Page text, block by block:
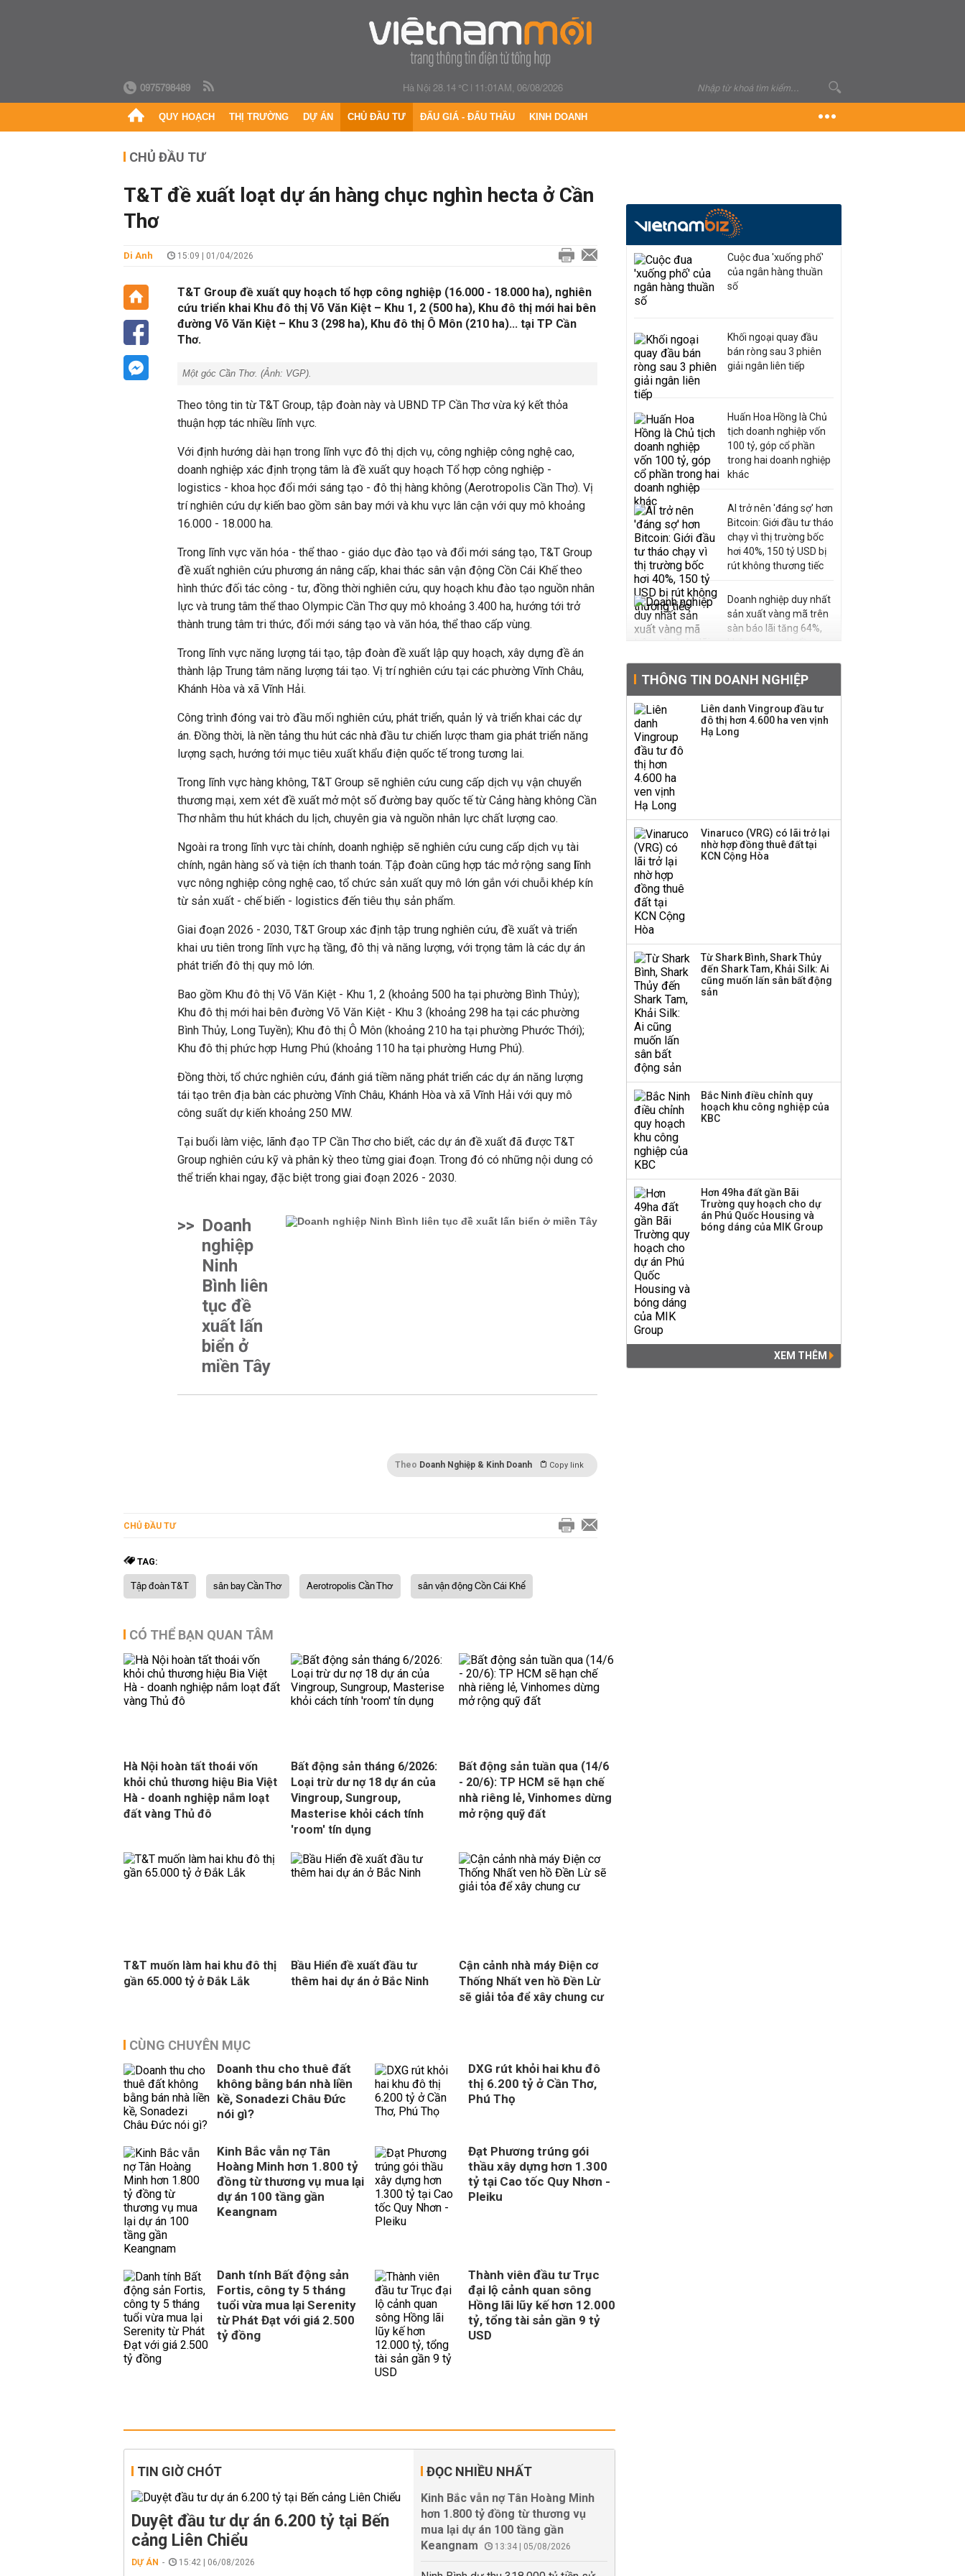
0975798489 Hà Nội 28.14 °C| 11:01AM, 06/08/2026
QUY HOẠCH THỊ TRƯỜNG DỰ ÁN CHỦ ĐẦU TƯ ĐẤU GIÁ - ĐẤU THẦU KINH DOANH
CHỦ ĐẦU TƯ
T&T đề xuất loạt dự án hàng chục nghìn hecta ở Cần
Thơ
Di Anh 15:09 | 01/04/2026
T&T Group đề xuất quy hoạch tổ hợp công nghiệp (16.000 - 18.000 ha), nghiên
cứu triển khai Khu đô thị Võ Văn Kiệt – Khu 1, 2 (500 ha), Khu đô thị mới hai bên
đường Võ Văn Kiệt – Khu 3 (298 ha), Khu đô thị Ô Môn (210 ha)... tại TP Cần
Thơ.
Một góc Cần Thơ. (Ảnh: VGP).
Theo tông tin từ T&T Group, tập đoàn này và UBND TP Cần Thơ vừa ký kết thỏa
thuận hợp tác nhiều lĩnh vực.
Với định hướng dài hạn trong lĩnh vực đô thị dịch vụ, công nghiệp công nghệ cao,
doanh nghiệp xác định trọng tâm là đề xuất quy hoạch Tổ hợp công nghiệp -
logistics - khoa học đổi mới sáng tạo - đô thị hàng không (Aerotropolis Cần Thơ). Vị
trí nghiên cứu dự kiến bao gồm sân bay mới và khu vực lân cận với quy mô khoảng
16.000 - 18.000 ha.
Trong lĩnh vực văn hóa - thể thao - giáo dục đào tạo và đổi mới sáng tạo, T&T Group
đề xuất nghiên cứu phương án nâng cấp, khai thác sân vận động Cồn Cái Khế theo
hình thức đối tác công - tư, đồng thời nghiên cứu, quy hoạch khu đào tạo nguồn nhân
lực và trung tâm thể thao Olympic Cần Thơ quy mô khoảng 3.400 ha, hướng tới trở
thành trung tâm tri thức, đổi mới sáng tạo và văn hóa, thể thao cấp vùng.
Trong lĩnh vực năng lượng tái tạo, tập đoàn đề xuất lập quy hoạch, xây dựng đề án
thành lập Trung tâm năng lượng tái tạo. Vị trí nghiên cứu tại các phường Vĩnh Châu,
Khánh Hòa và xã Vĩnh Hải.
Công trình đóng vai trò đầu mối nghiên cứu, phát triển, quản lý và triển khai các dự
án. Đồng thời, là nền tảng thu hút các nhà đầu tư chiến lược tham gia phát triển năng
lượng sạch, hướng tới mục tiêu xuất khẩu điện quốc tế trong tương lai.
Trong lĩnh vực hàng không, T&T Group sẽ nghiên cứu cung cấp dịch vụ vận chuyển
thương mại, xem xét đề xuất mở một số đường bay quốc tế từ Cảng hàng không Cần
Thơ nhằm thu hút khách du lịch, chuyên gia và nguồn nhân lực chất lượng cao.
Ngoài ra trong lĩnh vực tài chính, doanh nghiệp sẽ nghiên cứu cung cấp dịch vụ tài
chính, ngân hàng số và tiện ích thanh toán. Tập đoàn cũng hợp tác mở rộng sang lĩnh
vực nông nghiệp công nghệ cao, tổ chức sản xuất quy mô lớn gắn với chuỗi khép kín
từ sản xuất - chế biến - logistics đến tiêu thụ sản phẩm.
Giai đoạn 2026 - 2030, T&T Group xác định tập trung nghiên cứu, đề xuất và triển
khai ưu tiên trong lĩnh vực hạ tầng, đô thị và năng lượng, với trọng tâm là các dự án
phát triển đô thị quy mô lớn.
Bao gồm Khu đô thị Võ Văn Kiệt - Khu 1, 2 (khoảng 500 ha tại phường Bình Thủy);
Khu đô thị mới hai bên đường Võ Văn Kiệt - Khu 3 (khoảng 298 ha tại các phường
Bình Thủy, Long Tuyền); Khu đô thị Ô Môn (khoảng 210 ha tại phường Phước Thới);
Khu đô thị phức hợp Hưng Phú (khoảng 110 ha tại phường Hưng Phú).
Đồng thời, tổ chức nghiên cứu, đánh giá tiềm năng phát triển các dự án năng lượng
tái tạo trên địa bàn các phường Vĩnh Châu, Khánh Hòa và xã Vĩnh Hải với quy mô
công suất dự kiến khoảng 250 MW.
Tại buổi làm việc, lãnh đạo TP Cần Thơ cho biết, các dự án đề xuất đã được T&T
Group nghiên cứu kỹ và phân kỳ theo từng giai đoạn. Trong đó có những nội dung có
thể triển khai ngay, đặc biệt trong giai đoạn 2026 - 2030.
>> Doanh
nghiệp
Ninh
Bình liên
tục đề
xuất lấn
biển ở
miền Tây
Theo Doanh Nghiệp & Kinh Doanh Copy link
CHỦ ĐẦU TƯ
TAG:
Tập đoàn T&T sân bay Cần Thơ Aerotropolis Cần Thơ sân vận động Cồn Cái Khế
CÓ THỂ BẠN QUAN TÂM
Hà Nội hoàn tất thoái vốn
khỏi chủ thương hiệu Bia Việt
Hà - doanh nghiệp nắm loạt
đất vàng Thủ đô
Bất động sản tháng 6/2026:
Loại trừ dư nợ 18 dự án của
Vingroup, Sungroup,
Masterise khỏi cách tính
'room' tín dụng
Bất động sản tuần qua (14/6
- 20/6): TP HCM sẽ hạn chế
nhà riêng lẻ, Vinhomes dừng
mở rộng quỹ đất
T&T muốn làm hai khu đô thị
gần 65.000 tỷ ở Đắk Lắk
Bầu Hiển đề xuất đầu tư
thêm hai dự án ở Bắc Ninh
Cận cảnh nhà máy Điện cơ
Thống Nhất ven hồ Đền Lừ
sẽ giải tỏa để xây chung cư
CÙNG CHUYÊN MỤC
Doanh thu cho thuê đất
không bằng bán nhà liền
kề, Sonadezi Châu Đức
nói gì?
DXG rút khỏi hai khu đô
thị 6.200 tỷ ở Cần Thơ,
Phú Thọ
Kinh Bắc vẫn nợ Tân
Hoàng Minh hơn 1.800 tỷ
đồng từ thương vụ mua lại
dự án 100 tầng gần
Keangnam
Đạt Phương trúng gói
thầu xây dựng hơn 1.300
tỷ tại Cao tốc Quy Nhơn -
Pleiku
Danh tính Bất động sản
Fortis, công ty 5 tháng
tuổi vừa mua lại Serenity
từ Phát Đạt với giá 2.500
tỷ đồng
Thành viên đầu tư Trục
đại lộ cảnh quan sông
Hồng lãi lũy kế hơn 12.000
tỷ, tổng tài sản gần 9 tỷ
USD
TIN GIỜ CHÓT
Duyệt đầu tư dự án 6.200 tỷ tại Bến
cảng Liên Chiểu
DỰ ÁN 15:42 | 06/08/2026
ĐỌC NHIỀU NHẤT
Kinh Bắc vẫn nợ Tân Hoàng Minh
hơn 1.800 tỷ đồng từ thương vụ
mua lại dự án 100 tầng gần
Keangnam
13:34 | 05/08/2026
Cuộc đua 'xuống phố'
của ngân hàng thuần
số
Khối ngoại quay đầu
bán ròng sau 3 phiên
giải ngân liên tiếp
Huấn Hoa Hồng là Chủ
tịch doanh nghiệp vốn
100 tỷ, góp cổ phần
trong hai doanh nghiệp
khác
AI trở nên 'đáng sợ' hơn
Bitcoin: Giới đầu tư tháo
chạy vì thị trường bốc
hơi 40%, 150 tỷ USD bị
rút không thương tiếc
Doanh nghiệp duy nhất
sản xuất vàng mã trên
sàn báo lãi tăng 64%,
không vay một đồng
Nhật Vượng lần đầu
tham gia vào hệ sinh
thái Vingroup
Bamboo Capital và
BCG Land bị hủy tư
‘phất lên’ trong tháng 8,
nhóm ngành nào có
tiềm năng dẫn sóng?
THÔNG TIN DOANH NGHIỆP
Liên danh Vingroup đầu tư
đô thị hơn 4.600 ha ven vịnh
Hạ Long
Vinaruco (VRG) có lãi trở lại
nhờ hợp đồng thuê đất tại
KCN Cộng Hòa
Từ Shark Bình, Shark Thủy
đến Shark Tam, Khải Silk: Ai
cũng muốn lấn sân bất động
sản
Bắc Ninh điều chỉnh quy
hoạch khu công nghiệp của
KBC
Hơn 49ha đất gần Bãi
Trường quy hoạch cho dự
án Phú Quốc Housing và
bóng dáng của MIK Group
XEM THÊM